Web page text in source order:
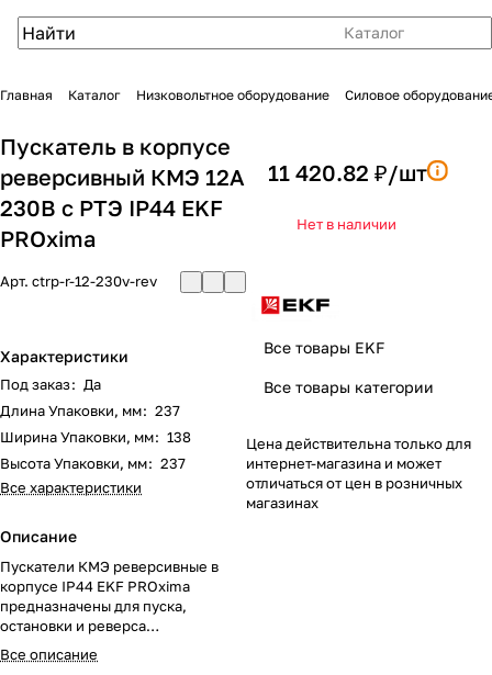
Каталог
Главная Каталог Низковольтное оборудование Силовое
Пускатель в корпусе
реверсивный КМЭ 12А
230В с РТЭ IP44 EKF
PROxima
Арт. ctrp-r-12-230v-rev
Характеристики
Под заказ: Да
Длина Упаковки, мм: 237
Ширина Упаковки, мм: 138
Высота Упаковки, мм: 237
Все характеристики
Описание
Пускатели КМЭ реверсивные в
корпусе IP44 EKF PROxima
предназначены для пуска,
остановки и реверса
электродвигателя, а также для
защиты электродвигателей от
Все описание
11 420.82 ₽/шт
Нет в наличии
Все товары EKF
Все товары категории
Цена действительна только для
интернет-магазина и может
отличаться от цен в розничных
магазинах